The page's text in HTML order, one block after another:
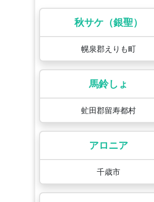
秋サケ（銀聖）
幌泉郡えりも町
馬鈴しょ
虻田郡留寿都村
アロニア
千歳市